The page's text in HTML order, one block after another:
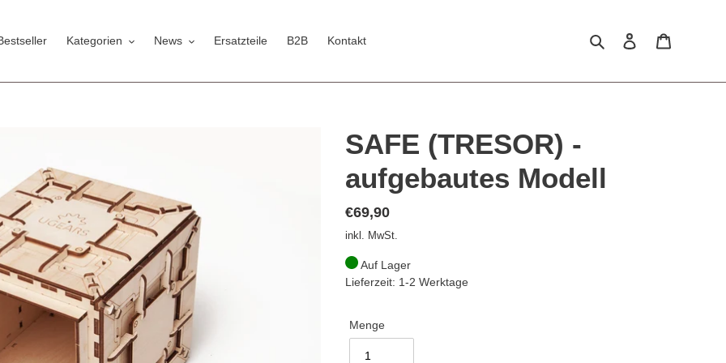
Kategorien News Ersatzteile B2B Kontakt Suchen Einloggen
SAFE (TRESOR) -
aufgebautes Modell
Normaler
Preis
€69,90
inkl. MwSt.
Auf Lager
Lieferzeit: 1-2 Werktage
Menge